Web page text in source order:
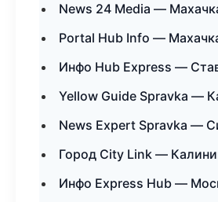
News 24 Media —
Portal Hub Info —
Инфо Hub Express —
Yellow Guide Spravka —
News Expert Spravka —
Город City Link —
Инфо Express Hub —